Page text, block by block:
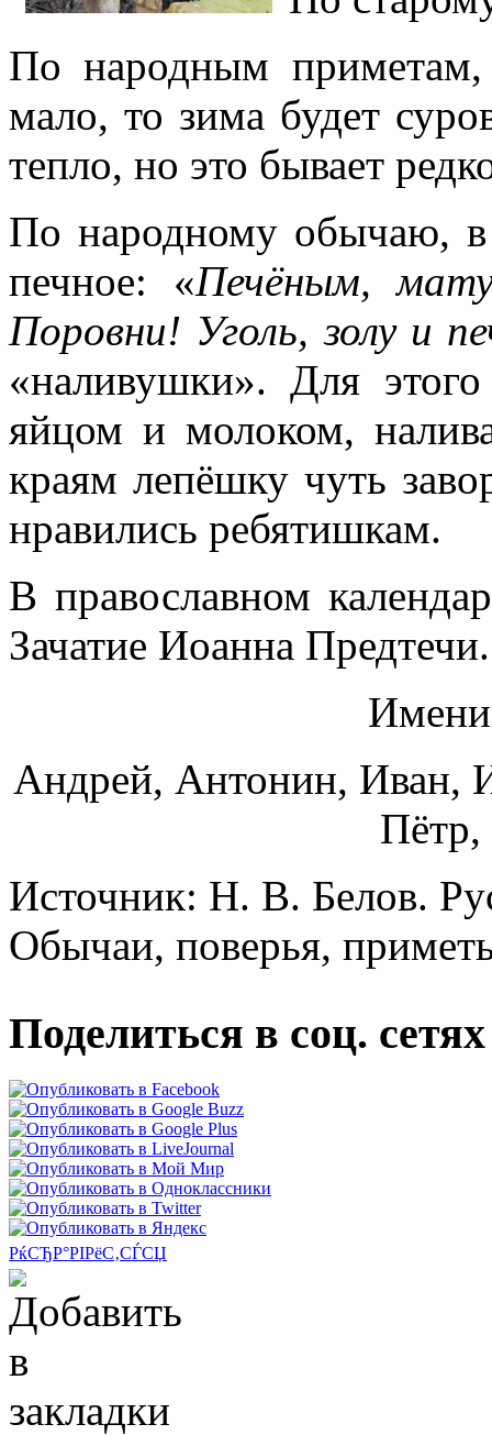
По народным
мало, то зима будет
тепло, но это бывает
По народному обычаю, в
печное: «Печёным,
Поровни! Уголь, золу и
«наливушки». Для
яйцом и молоком,
краям лепёшку чуть
нравились ребятишкам.
В православном
Зачатие Иоанна Предтечи.
Андрей, Антонин, Иван,
Пётр,
Источник: Н. В. Белов.
Обычаи, поверья,
Поделиться в соц. сетях
РќСЂР°РІРёС‚СЃСЏ